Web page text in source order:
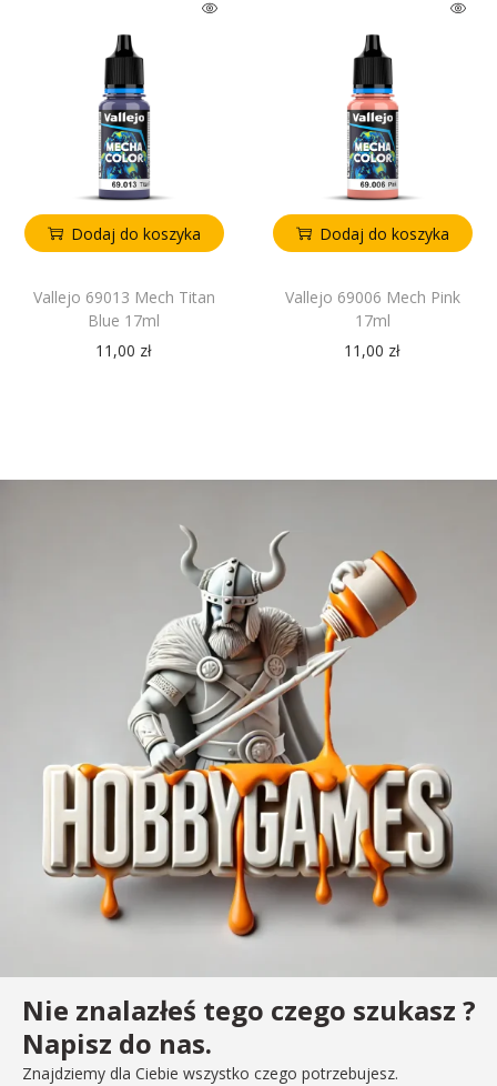
Dodaj do koszyka
Vallejo 69013 Mech Titan
Blue 17ml
11,00 zł
Dodaj do koszyka
Vallejo 69006 Mech Pink
17ml
11,00 zł
Nie znalazłeś tego czego szukasz ?
Napisz do nas.
Znajdziemy dla Ciebie wszystko czego potrzebujesz.